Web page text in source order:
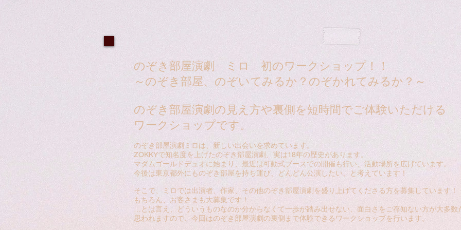
のぞき部屋演劇 ミロ 初のワークショップ！！
～のぞき部屋、のぞいてみるか？のぞかれてみるか？～
のぞき部屋演劇の見え方や裏側を短時間でご体験いただける
ワークショップです。
のぞき部屋演劇ミロは、新しい出会いを求めています。
ZOKKYで知名度を上げたのぞき部屋演劇、実は18年の歴史があります。
マダムゴールドデュオに始まり、最近は可動式ブースでの開催も行い、活動場所を広げています。
今後は東京都外にものぞき部屋を持ち運び、どんどん公演したい、と考えています！
そこで、ミロでは出演者、作家、その他のぞき部屋演劇を盛り上げてくださる方を募集しています！
もちろん、お客さまも大募集です！
…とは言え、どういうものなのか分からなくて一歩が踏み出せない、面白さをご存知ない方が大多数
思われますので、今回はのぞき部屋演劇の裏側まで体験できるワークショップを行います。